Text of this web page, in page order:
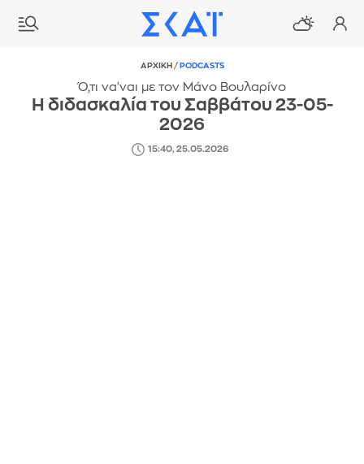
ΑΡΧΙΚΗ / PODCASTS
Ό,τι να'ναι με τον Μάνο Βουλαρίνο
Η διδασκαλία του Σαββάτου 23-05-
2026
15:40, 25.05.2026